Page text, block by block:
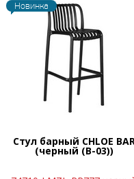
Новинка
Стул барный CHLOE
(черный (B-03))